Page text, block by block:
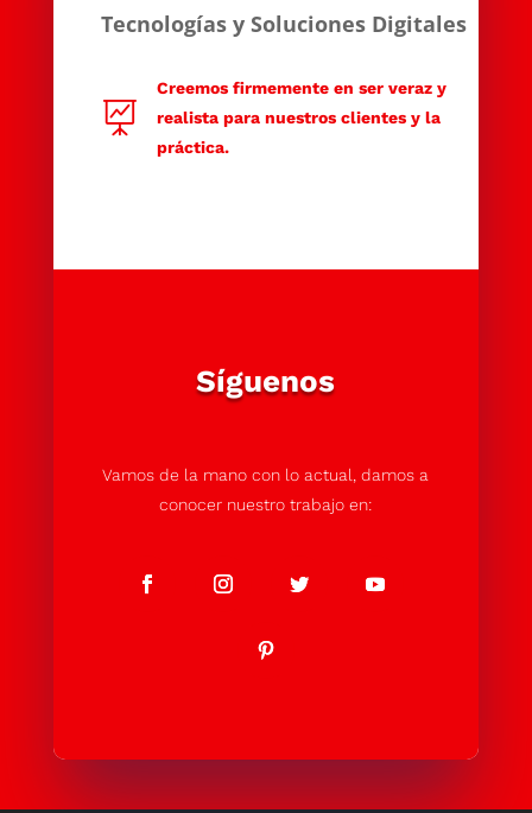
Tecnologías y Soluciones Digitales

Creemos firmemente en ser veraz y
realista para nuestros clientes y la
práctica.
Síguenos
Vamos de la mano con lo actual, damos a
conocer nuestro trabajo en: